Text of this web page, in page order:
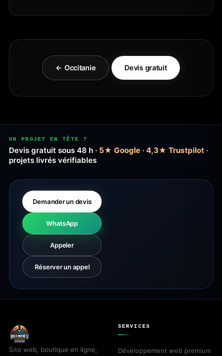
← Occitanie Devis gratuit
UN PROJET EN TÊTE ?
Devis gratuit sous 48 h · 5★ Google · 4,3★ Trustpilot ·
projets livrés vérifiables
Demander un devis
WhatsApp
Appeler
Réserver un appel
Site web, boutique en ligne,
SERVICES
Développement web premium